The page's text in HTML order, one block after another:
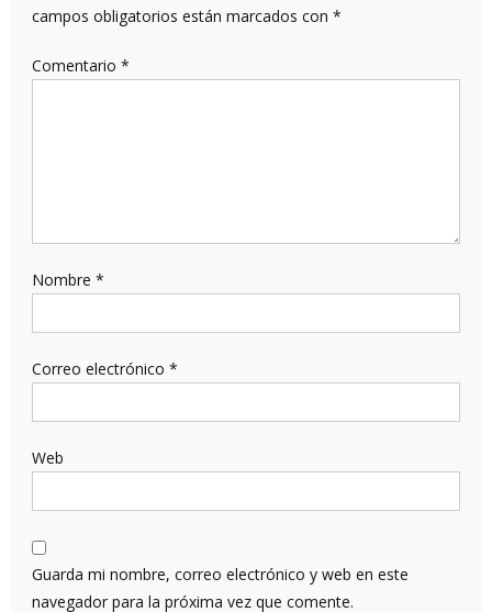
campos obligatorios están marcados con *
Comentario *
Nombre *
Correo electrónico *
Web
Guarda mi nombre, correo electrónico y web en este
navegador para la próxima vez que comente.